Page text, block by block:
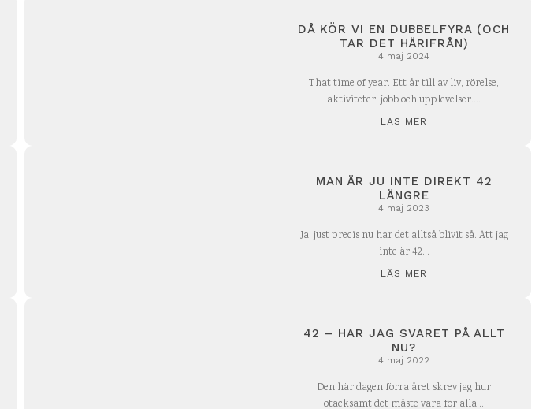
DÅ KÖR VI EN DUBBELFYRA (OCH
TAR DET HÄRIFRÅN)
4 maj 2024
That time of year. Ett år till av liv, rörelse,
aktiviteter, jobb och upplevelser....
LÄS MER
MAN ÄR JU INTE DIREKT 42
LÄNGRE
4 maj 2023
Ja, just precis nu har det alltså blivit så. Att jag
inte är 42...
LÄS MER
42 – HAR JAG SVARET PÅ ALLT
NU?
4 maj 2022
Den här dagen förra året skrev jag hur
otacksamt det måste vara för alla...